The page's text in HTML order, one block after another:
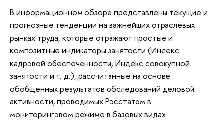
В информационном обзоре представлены текущие и
прогнозные тенденции на важнейших отраслевых
рынках труда, которые отражают простые и
композитные индикаторы занятости (Индекс
кадровой обеспеченности, Индекс совокупной
занятости и т. д.), рассчитанные на основе
обобщенных результатов обследований деловой
активности, проводимых Росстатом в
мониторинговом режиме в базовых видах